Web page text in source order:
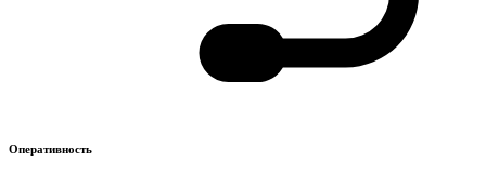
Оперативность